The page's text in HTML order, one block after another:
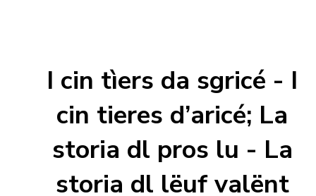
I cin tìers da sgricé - I
cin tieres d’aricé; La
storia dl pros lu - La
storia dl lëuf valënt